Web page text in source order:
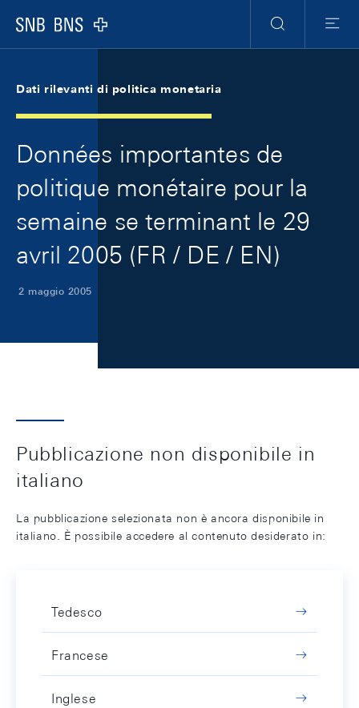
Logo
Ricerca
Menu
Dati rilevanti di politica monetaria
Données importantes de
politique monétaire pour la
semaine se terminant le 29
avril 2005 (FR / DE / EN)
2 maggio 2005
Pubblicazione non disponibile in
italiano
La pubblicazione selezionata non è ancora disponibile in
italiano. È possibile accedere al contenuto desiderato in:
Tedesco
Francese
Inglese